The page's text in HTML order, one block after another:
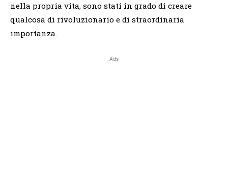
nella propria vita, sono stati in grado di creare
qualcosa di rivoluzionario e di straordinaria
importanza.
Ads